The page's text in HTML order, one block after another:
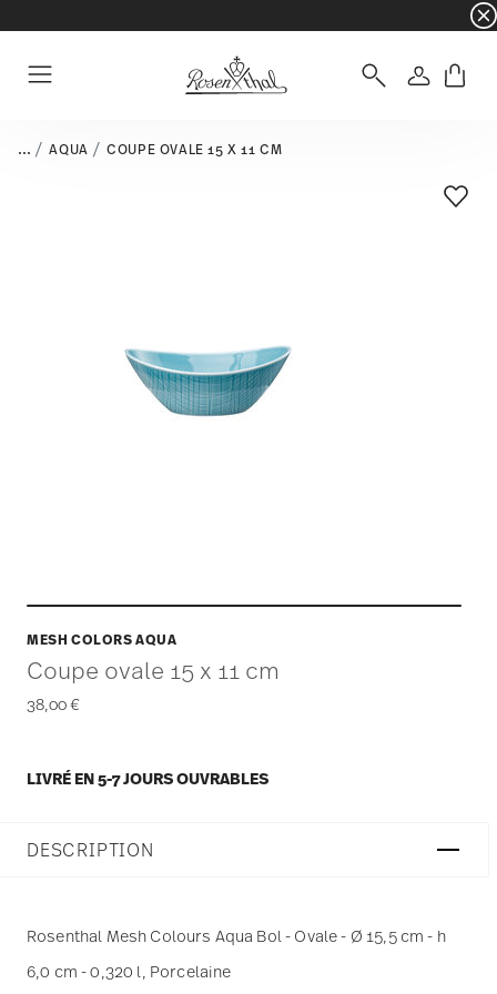
☀️ Summer SALE sur une sélection d'articles
... AQUA COUPE OVALE 15 X 11 CM
MESH COLORS AQUA
Coupe ovale 15 x 11 cm
38,00 €
LIVRÉ EN 5-7 JOURS OUVRABLES
Liste
DESCRIPTION
Rosenthal Mesh Colours Aqua Bol - Ovale - Ø 15,5 cm - h
6,0 cm - 0,320 l, Porcelaine